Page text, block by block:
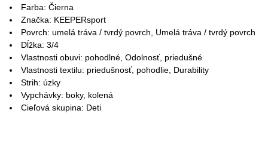
Farba: Čierna
Značka: KEEPERsport
Povrch: umelá tráva / tvrdý povrch, Umelá tráva / tvrdý povrch
Dĺžka: 3/4
Vlastnosti obuvi: pohodlné, Odolnosť, priedušné
Vlastnosti textilu: priedušnosť, pohodlie, Durability
Strih: úzky
Vypchávky: boky, kolená
Cieľová skupina: Deti